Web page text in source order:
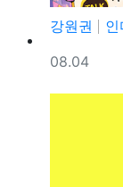
강원권
등록일
08.04